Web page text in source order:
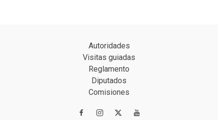
Autoridades
Visitas guiadas
Reglamento
Diputados
Comisiones
 